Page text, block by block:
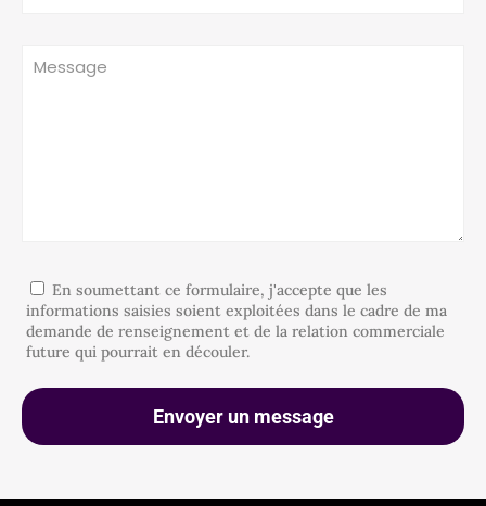
En soumettant ce formulaire, j'accepte que les
informations saisies soient exploitées dans le cadre de ma
demande de renseignement et de la relation commerciale
future qui pourrait en découler.